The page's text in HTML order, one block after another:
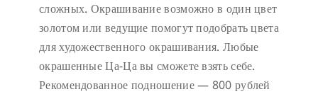
сложных. Окрашивание возможно в один цвет
золотом или ведущие помогут подобрать цвета
для художественного окрашивания. Любые
окрашенные Ца-Ца вы сможете взять себе.
Рекомендованное подношение — 800 рублей